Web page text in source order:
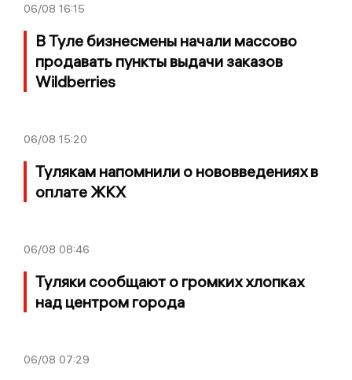
06/08 16:15
В Туле бизнесмены начали массово
продавать пункты выдачи заказов
Wildberries
06/08 15:20
Тулякам напомнили о нововведениях в
оплате ЖКХ
06/08 08:46
Туляки сообщают о громких хлопках
над центром города
06/08 07:29